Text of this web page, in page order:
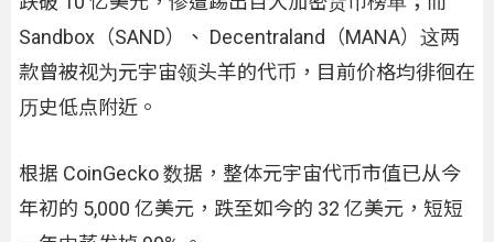
Sandbox（SAND）、 Decentraland（MANA）这两
款曾被视为元宇宙领头羊的代币，目前价格均徘徊在
历史低点附近。
根据 CoinGecko 数据，整体元宇宙代币市值已从今
年初的 5,000 亿美元，跌至如今的 32 亿美元，短短